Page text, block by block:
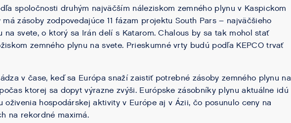
spoločnosti druhým najväčším náleziskom zemného plynu v Kaspickom
zásoby zodpovedajúce 11 fázam projektu South Pars – najväčšieho
na svete, o ktorý sa Irán delí s Katarom. Chalous by sa tak mohol stať
zemného plynu na svete. Prieskumné vrty budú podľa KEPCO trvať
v čase, keď sa Európa snaží zaistiť potrebné zásoby zemného plynu na
ktorej sa dopyt výrazne zvýši. Európske zásobníky plynu aktuálne idú
oživenia hospodárskej aktivity v Európe aj v Ázii, čo posunulo ceny na
na rekordné maximá.